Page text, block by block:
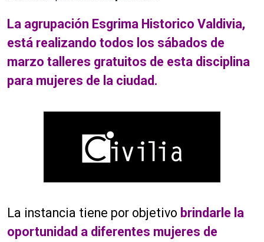
La agrupación Esgrima Historico Valdivia,
está realizando todos los sábados de
marzo talleres gratuitos de esta disciplina
para mujeres de la ciudad.
La instancia tiene por objetivo brindarle la
oportunidad a diferentes mujeres de